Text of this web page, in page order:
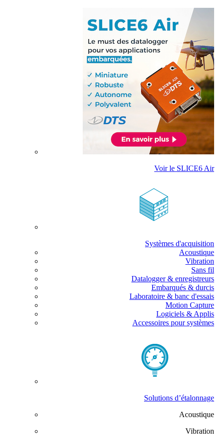
Voir le SLICE6 Air
Systèmes d'acquisition
Acoustique
Vibration
Sans fil
Datalogger & enregistreurs
Embarqués & durcis
Laboratoire & banc d'essais
Motion Capture
Logiciels & Applis
Accessoires pour systèmes
Solutions d’étalonnage
Acoustique
Vibration